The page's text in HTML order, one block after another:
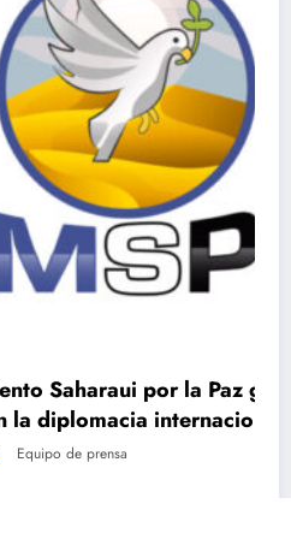
por la Paz gana
internacional.